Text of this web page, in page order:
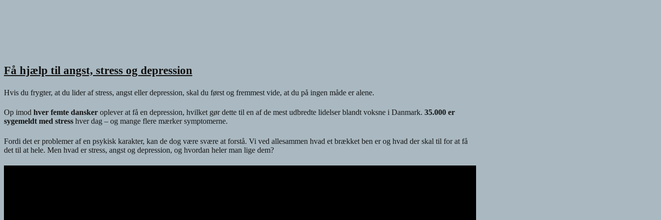
Få hjælp til angst, stress og depression
Hvis du frygter, at du lider af stress, angst eller depression, skal du først og fremmest vide, at du på ingen måde er alene.
Op imod hver femte dansker oplever at få en depression, hvilket gør dette til en af de mest udbredte lidelser blandt voksne i Danmark. 35.000 er
sygemeldt med stress hver dag – og mange flere mærker symptomerne.
Fordi det er problemer af en psykisk karakter, kan de dog være svære at forstå. Vi ved allesammen hvad et brækket ben er og hvad der skal til for at få
det til at hele. Men hvad er stress, angst og depression, og hvordan heler man lige dem?